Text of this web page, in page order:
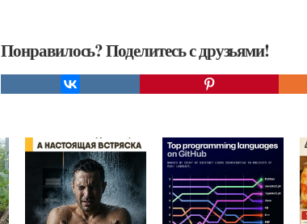
Понравилось? Поделитесь с друзьями!